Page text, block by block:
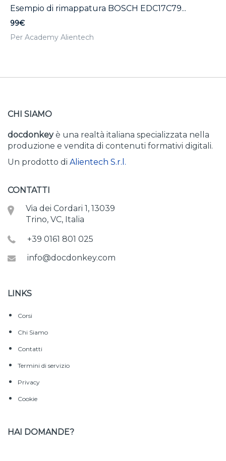
Esempio di rimappatura BOSCH EDC17C79...
99€
Per Academy Alientech
CHI SIAMO
docdonkeyè una realtà italiana specializzata nella
produzione e vendita di contenuti formativi digitali.
Un prodotto di Alientech S.r.l.
CONTATTI
Via dei Cordari 1, 13039
Trino, VC, Italia
+39 0161 801 025
info@docdonkey.com
LINKS
Corsi
Chi Siamo
Contatti
Termini di servizio
Privacy
Cookie
HAI DOMANDE?